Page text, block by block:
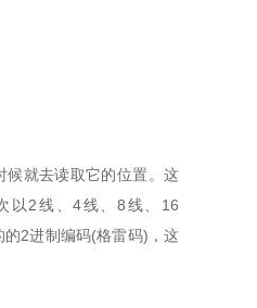
候就去读取它的位置。这
以2线、4线、8线、16
2进制编码(格雷码)，这